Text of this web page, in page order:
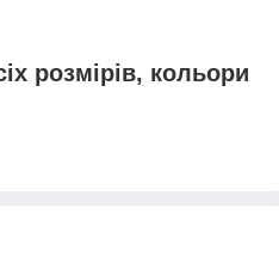
розмірів, кольори